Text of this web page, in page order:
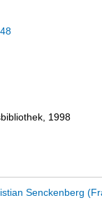
1998
Senckenberg